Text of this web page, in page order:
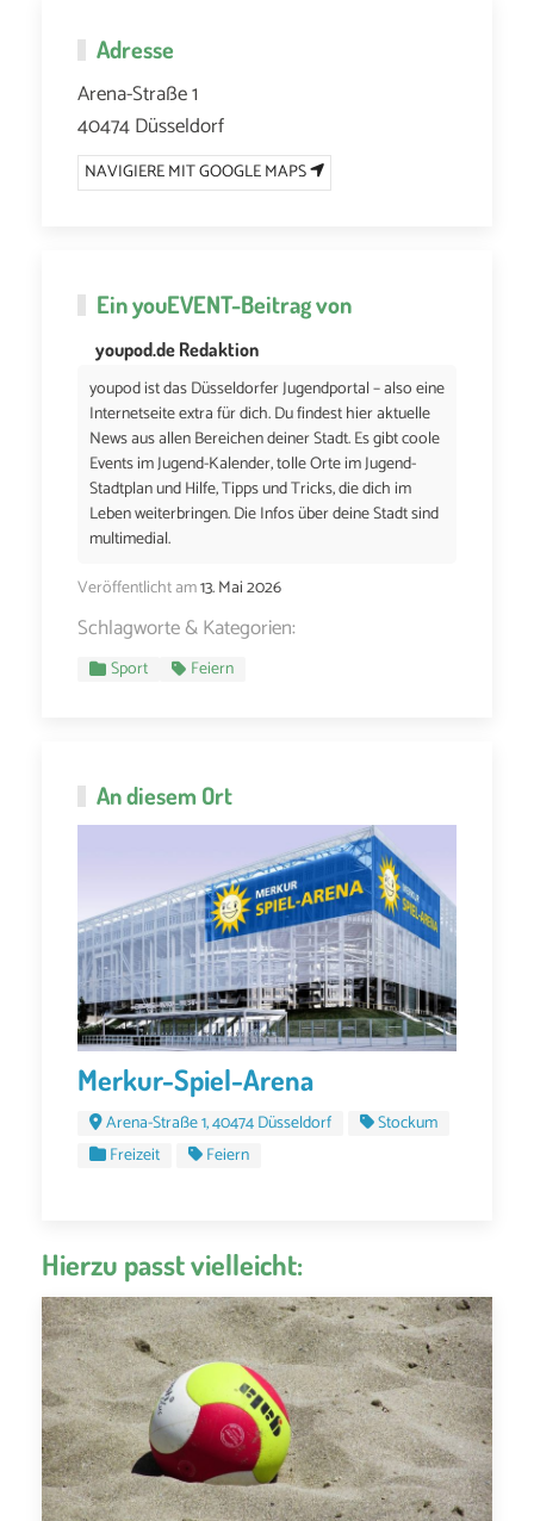
Adresse
Arena-Straße 1
40474 Düsseldorf
NAVIGIERE MIT GOOGLE MAPS
EinyouEVENT-Beitrag von
youpod.de Redaktion
youpod ist das Düsseldorfer Jugendportal – also eine
Internetseite extra für dich. Du findest hier aktuelle
News aus allen Bereichen deiner Stadt. Es gibt coole
Events im Jugend-Kalender, tolle Orte im Jugend-
Stadtplan und Hilfe, Tipps und Tricks, die dich im
Leben weiterbringen. Die Infos über deine Stadt sind
multimedial.
Veröffentlicht am13. Mai 2026
Schlagworte & Kategorien:
Sport Feiern
An diesem Ort
Merkur-Spiel-Arena
Arena-Straße 1, 40474 Düsseldorf
Stockum
Freizeit
Feiern
Hierzu passt vielleicht: